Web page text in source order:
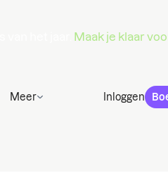
Maak je klaar
Meer Inloggen